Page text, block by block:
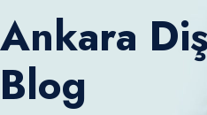
Ankara
Blog